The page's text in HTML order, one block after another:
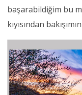
başarabildiğim bu
kıyısından